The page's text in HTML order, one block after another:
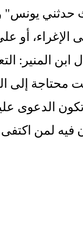
حدثني يونس"
الإغراء،
المنير:
إلى
الدعوى
لمن